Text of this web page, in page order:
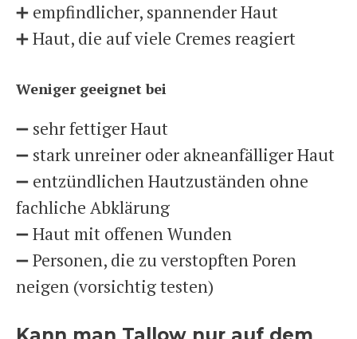
➕ empfindlicher, spannender Haut
➕ Haut, die auf viele Cremes reagiert
Weniger geeignet bei
➖ sehr fettiger Haut
➖ stark unreiner oder akneanfälliger Haut
➖ entzündlichen Hautzuständen ohne
fachliche Abklärung
➖ Haut mit offenen Wunden
➖ Personen, die zu verstopften Poren
neigen (vorsichtig testen)